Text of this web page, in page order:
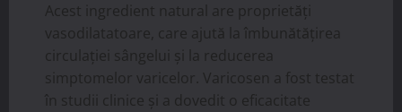
Acest ingredient natural are proprietăți
vasodilatatoare, care ajută la îmbunătățirea
circulației sângelui și la reducerea
simptomelor varicelor. Varicosen a fost testat
în studii clinice și a dovedit o eficacitate